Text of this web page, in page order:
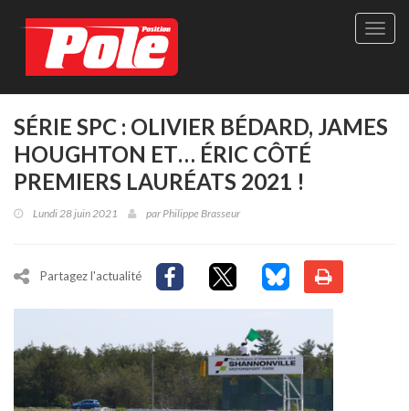
Site
-
SÉRIE SPC : OLIVIER BÉDARD, JAMES
HOUGHTON ET… ÉRIC CÔTÉ
PREMIERS LAURÉATS 2021 !
Lundi 28 juin 2021 parPhilippe Brasseur
Partagez l'actualité